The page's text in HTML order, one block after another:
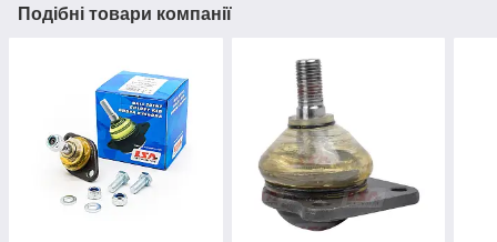
Подібні товари компанії